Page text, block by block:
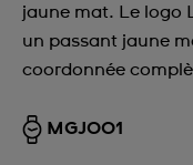
jaune mat. Le logo
un passant jaune
coordonnée
MGJ001